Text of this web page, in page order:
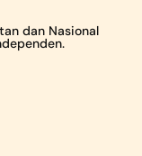
dan Nasional